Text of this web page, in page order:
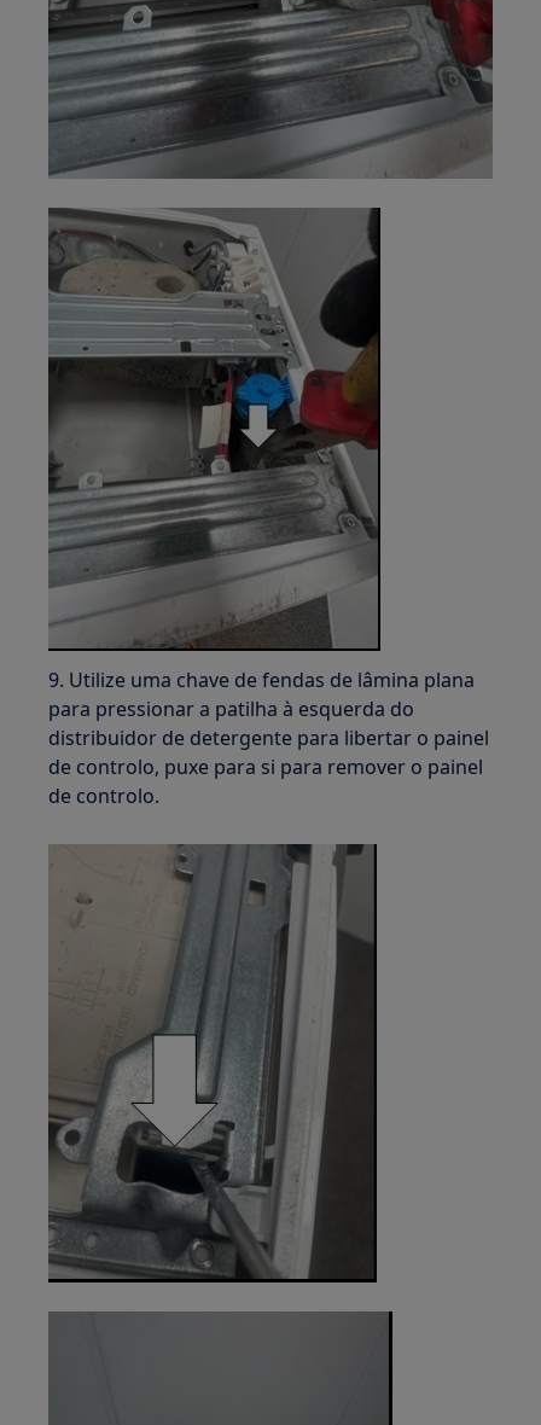
9. Utilize uma chave de fendas de lâmina plana
para pressionar a patilha à esquerda do
distribuidor de detergente para libertar o painel
de controlo, puxe para si para remover o painel
de controlo.